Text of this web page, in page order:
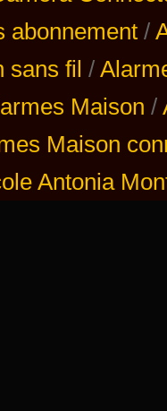
abonnement /
sans fil /
Maison /
Maison
Antonia